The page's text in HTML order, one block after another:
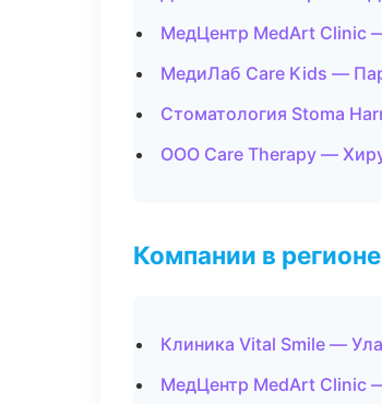
МедЦентр MedArt Clinic
МедиЛаб Care Kids —
Стоматология Stoma
ООО Care Therapy —
Компании в
Клиника Vital Smile —
МедЦентр MedArt Clinic